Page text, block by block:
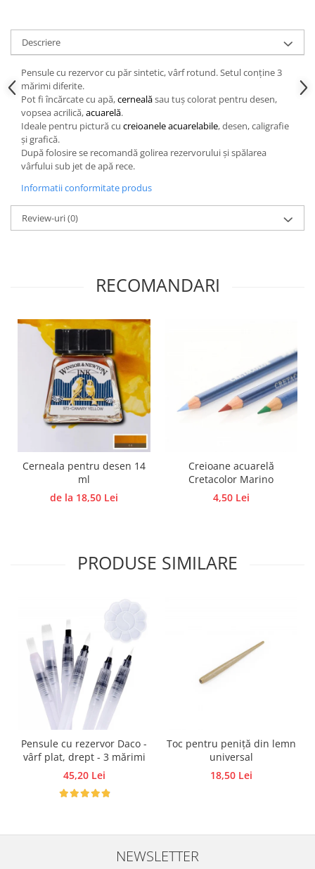
Carton/Hartie efecte speciale
Carton/Hartie Scrapbooking
Carton/Hartie unicolor
Hartie creponata
Hartie dantelata
Hartie matase
Hartie origami
Hartie reciclata/manuala
Plicuri
Carton
Rame, albume, notesuri
Panglici, snururi, sarma
Panglici craciun
Panglici decor
Snur/sfoara/fir
Aplice decor
Sticlute
Altele
Stampile, sigilii
Ustensile, aparate
Pistoale de lipit
Traforaj, pirogravura
Ustensile
Polistiren
Ceramica
Accesorii floristica
Hartie creponata
Plante uscate
Materiale textile
Descriere
Pensule cu rezervor cu păr sintetic, vârf rotund. Setul conține 3
mărimi diferite.
Pot fi încărcate cu apă,cernealăsau tuș colorat pentru desen,
vopsea acrilică,acuarelă.
Ideale pentru pictură cu creioanele acuarelabile, desen, caligrafie
și grafică.
După folosire se recomandă golirea rezervorului și spălarea
vârfului sub jet de apă rece.
Informatii conformitate produs
Review-uri(0)
RECOMANDARI
Cerneala pentru desen 14
ml
de la 18,50 Lei
Creioane acuarelă
Cretacolor Marino
4,50 Lei
PRODUSE SIMILARE
Pensule cu rezervor Daco -
vârf plat, drept - 3 mărimi
45,20 Lei
Toc pentru peniță din lemn
universal
18,50 Lei
NEWSLETTER